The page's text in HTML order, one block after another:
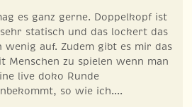
es ganz gerne. Doppelkopf ist
statisch und das lockert das
wenig auf. Zudem gibt es mir das
Menschen zu spielen wenn man
live doko Runde
so wie ich....